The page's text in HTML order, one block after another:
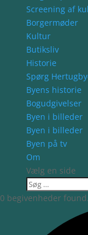
Screening af
Borgermøder
Kultur
Butiksliv
Historie
Spørg
Byens historie
Bogudgivelser
Byen i billeder
Byen i billeder
Byen på tv
Om
Vælg en side
0 begivenheder found.